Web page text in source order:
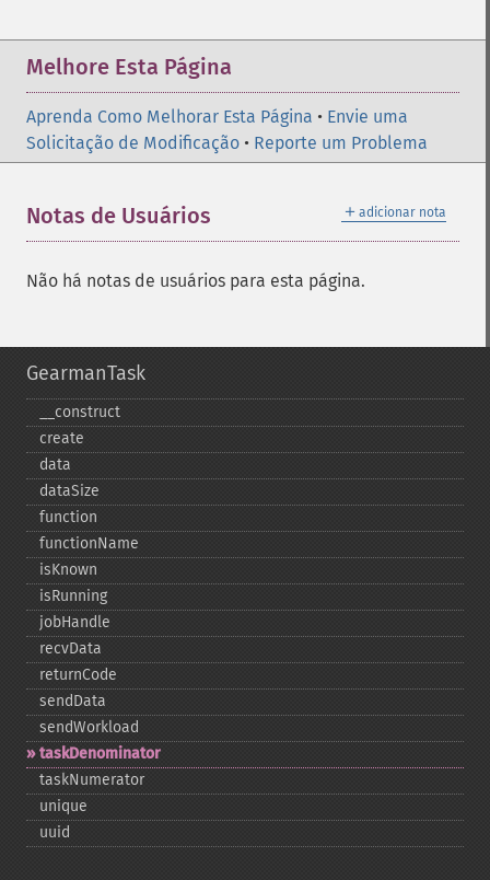
Melhore Esta Página
Aprenda Como Melhorar Esta Página • Envie uma
Solicitação de Modificação • Reporte um Problema
＋ adicionar nota
Notas de Usuários
Não há notas de usuários para esta página.
GearmanTask
_​_​construct
create
data
dataSize
function
functionName
isKnown
isRunning
jobHandle
recvData
returnCode
sendData
sendWorkload
taskDenominator
taskNumerator
unique
uuid